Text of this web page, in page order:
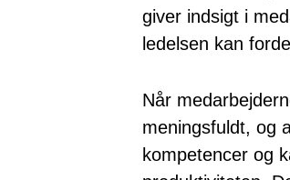
giver indsigt i
ledelsen kan
Når
meningsfuldt, og
kompetencer og